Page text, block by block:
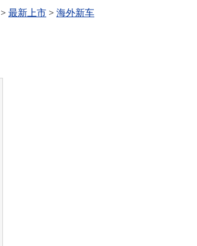
> 最新上市 > 海外新车